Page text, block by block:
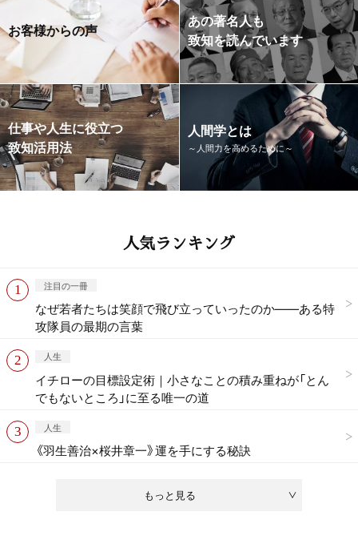
お客様からの声
あの著名人も
致知を読んでいます
仕事や人生に役立つ
致知活用法
人間学とは
～人間力を高めるために～
人気ランキング
もっと見る
注目の一冊
なぜ若者たちは笑顔で飛び立っていったのか——ある特
攻隊員の最期の言葉
人生
イチローの目標設定術｜小さなことの積み重ねが「とん
でもないところ」に至る唯一の道
人生
《羽生善治×桜井章一》運を手にする秘訣